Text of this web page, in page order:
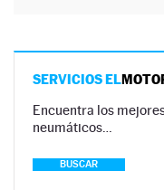
SERVICIOS EL
Encuentra los
neumáticos…
BUSCAR